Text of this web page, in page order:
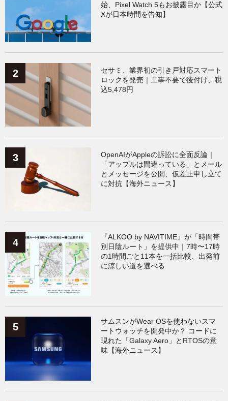
AppleWatchアクセサリー（123） Fitbit（121）
Xiaomi（118）
始、Pixel Watch 5もお披露目か【公式
Xが日本時間を告知】
セサミ、業界初の引き戸対応スマート
ロックを発売｜工事不要で後付け、税
込5,478円
OpenAIがAppleの訴訟に全面反論｜
「アップルは間違っている」とメール
とメッセージを公開、仮差止申し立て
に対抗【海外ニュース】
『ALKOO by NAVITIME』が「時間帯
別日陰ルート」を提供中｜7時〜17時
の1時間ごと11本を一括比較、出発前
に涼しい道を選べる
サムスンがWear OSを使わないスマ
ートウォッチを開発中か？ コードに
現れた「Galaxy Aero」とRTOSの意
味【海外ニュース】